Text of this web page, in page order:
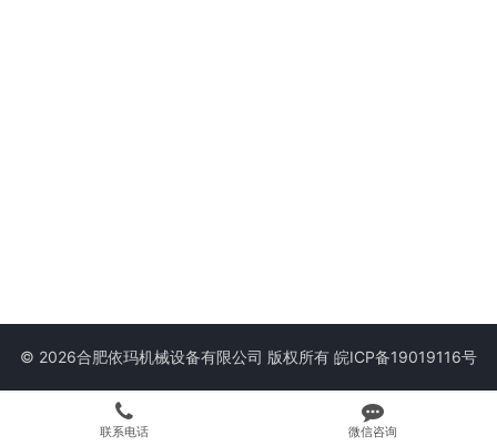
© 2026合肥依玛机械设备有限公司 版权所有 皖ICP备19019116号
联系电话 微信咨询